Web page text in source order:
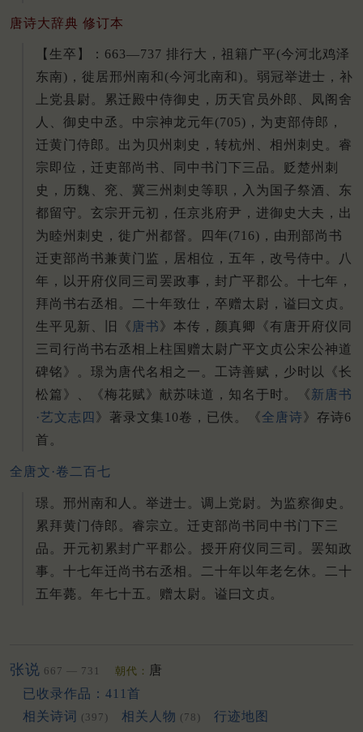
唐诗大辞典 修订本
【生卒】：663—737 排行大，祖籍广平(今河北鸡泽
东南)，徙居邢州南和(今河北南和)。弱冠举进士，补
上党县尉。累迁殿中侍御史，历天官员外郎、凤阁舍
人、御史中丞。中宗神龙元年(705)，为吏部侍郎，
迁黄门侍郎。出为贝州刺史，转杭州、相州刺史。睿
宗即位，迁吏部尚书、同中书门下三品。贬楚州刺
史，历魏、兖、冀三州刺史等职，入为国子祭酒、东
都留守。玄宗开元初，任京兆府尹，进御史大夫，出
为睦州刺史，徙广州都督。四年(716)，由刑部尚书
迁吏部尚书兼黄门监，居相位，五年，改号侍中。八
年，以开府仪同三司罢政事，封广平郡公。十七年，
拜尚书右丞相。二十年致仕，卒赠太尉，谥曰文贞。
生平见新、旧《 唐书》本传，颜真卿《有唐开府仪同
三司行尚书右丞相上柱国赠太尉广平文贞公宋公神道
碑铭》。璟为唐代名相之一。工诗善赋，少时以《长
松篇》、《梅花赋》献苏味道，知名于时。《新唐书
·艺文志四 》著录文集10卷，已佚。《全唐诗》存诗6
首。
全唐文·卷二百七
璟。邢州南和人。举进士。调上党尉。为监察御史。
累拜黄门侍郎。睿宗立。迁吏部尚书同中书门下三
品。开元初累封广平郡公。授开府仪同三司。罢知政
事。十七年迁尚书右丞相。二十年以年老乞休。二十
五年薨。年七十五。赠太尉。谥曰文贞。
张说 667 — 731 朝代： 唐
已收录作品：411首
相关诗词 (397) 相关人物 (78) 行迹地图